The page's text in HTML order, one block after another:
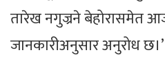
तारेख नगुज्रने बेहोरासमेत
जानकारीअनुसार अनुरोध छ।’